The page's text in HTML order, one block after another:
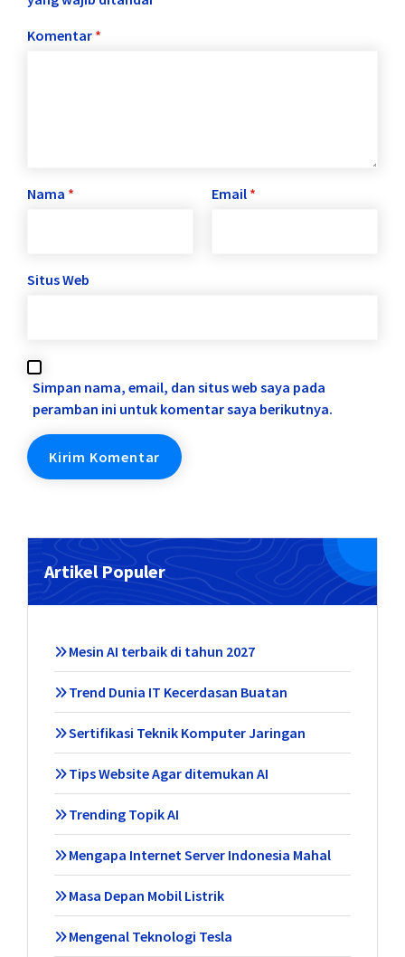
Komentar *
Nama * Email *
Situs Web
Simpan nama, email, dan situs web saya pada
peramban ini untuk komentar saya berikutnya.
Artikel Populer
Mesin AI terbaik di tahun 2027
Trend Dunia IT Kecerdasan Buatan
Sertifikasi Teknik Komputer Jaringan
Tips Website Agar ditemukan AI
Trending Topik AI
Mengapa Internet Server Indonesia Mahal
Masa Depan Mobil Listrik
Mengenal Teknologi Tesla